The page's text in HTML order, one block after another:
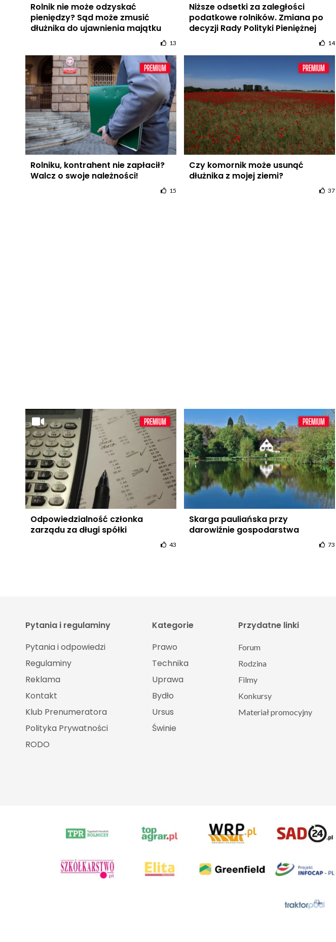
Rolnik nie może odzyskać
pieniędzy? Sąd może zmusić
dłużnika do ujawnienia majątku
13
Niższe odsetki za zaległości
podatkowe rolników. Zmiana po
decyzji Rady Polityki Pieniężnej
14
Rolniku, kontrahent nie zapłacił?
Walcz o swoje należności!
15
Czy komornik może usunąć
dłużnika z mojej ziemi?
37
Odpowiedzialność członka
zarządu za długi spółki
43
Skarga pauliańska przy
darowiźnie gospodarstwa
73
Pytania i regulaminy
Pytania i odpowiedzi
Regulaminy
Reklama
Kontakt
Klub Prenumeratora
Polityka Prywatności
RODO
Kategorie
Prawo
Technika
Uprawa
Bydło
Ursus
Świnie
Przydatne linki
Forum
Rodzina
Filmy
Konkursy
Materiał promocyjny